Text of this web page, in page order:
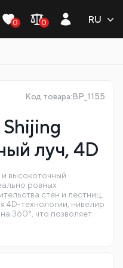
0 0 RU
Код товара:BP_1155
луч, 4D
высокоточный
ровных
стен и лестниц,
4D-технологии, нивелир
360°, что позволяет